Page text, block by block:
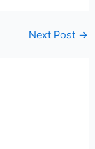
Next Post →